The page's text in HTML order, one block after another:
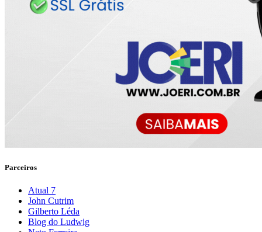
Parceiros
Atual 7
John Cutrim
Gilberto Léda
Blog do Ludwig